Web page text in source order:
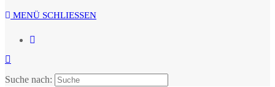
MENÜ SCHLIESSEN
Suche nach: